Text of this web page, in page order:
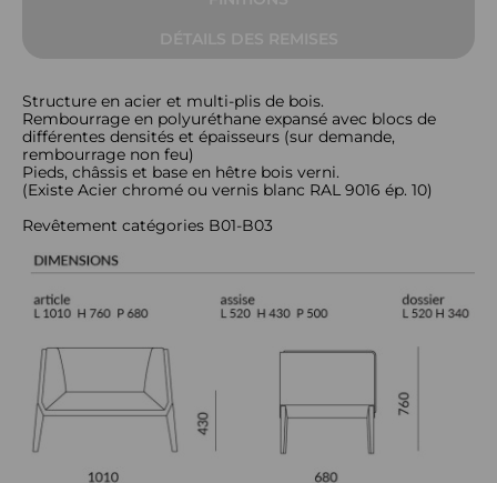
Structure en acier et multi-plis de bois.
Rembourrage en polyuréthane expansé avec blocs de
différentes densités et épaisseurs (sur demande,
rembourrage non feu)
Pieds, châssis et base en hêtre bois verni.
(Existe Acier chromé ou vernis blanc RAL 9016 ép. 10)
Revêtement catégories B01-B03